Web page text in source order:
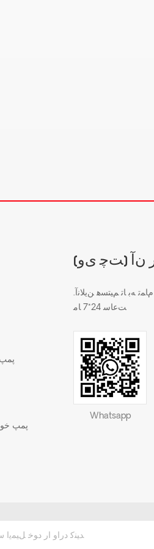
پمپ
ﻥﺁ
.ﻢﯿﻫﺩ ﺦﺳﺎﭘ ﺎﻤﺷ ﺕﻻ ﺍﻮﺳ ﻡﺎﻤﺗ ﻪﺑ ﺎﺗ ﻢﯿﺘﺴﻫ ﻦﯾﻼ ﻧﺁ
ﺖﻋﺎﺳ 24*7 ﺎﻣ
Whatsapp